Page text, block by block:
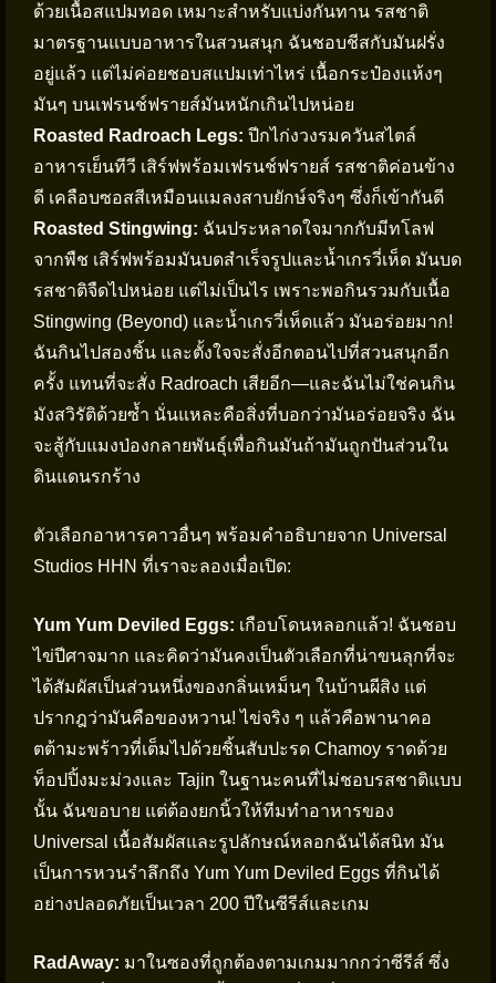
ด้วยเนื้อสแปมทอด เหมาะสำหรับแบ่งกันทาน รสชาติ
มาตรฐานแบบอาหารในสวนสนุก ฉันชอบชีสกับมันฝรั่ง
อยู่แล้ว แต่ไม่ค่อยชอบสแปมเท่าไหร่ เนื้อกระป๋องแห้งๆ
มันๆ บนเฟรนช์ฟรายส์มันหนักเกินไปหน่อย
Roasted Radroach Legs: ปีกไก่งวงรมควันสไตล์
อาหารเย็นทีวี เสิร์ฟพร้อมเฟรนช์ฟรายส์ รสชาติค่อนข้าง
ดี เคลือบซอสสีเหมือนแมลงสาบยักษ์จริงๆ ซึ่งก็เข้ากันดี
Roasted Stingwing: ฉันประหลาดใจมากกับมีทโลฟ
จากพืช เสิร์ฟพร้อมมันบดสำเร็จรูปและน้ำเกรวี่เห็ด มันบด
รสชาติจืดไปหน่อย แต่ไม่เป็นไร เพราะพอกินรวมกับเนื้อ
Stingwing (Beyond) และน้ำเกรวี่เห็ดแล้ว มันอร่อยมาก!
ฉันกินไปสองชิ้น และตั้งใจจะสั่งอีกตอนไปที่สวนสนุกอีก
ครั้ง แทนที่จะสั่ง Radroach เสียอีก—และฉันไม่ใช่คนกิน
มังสวิรัติด้วยซ้ำ นั่นแหละคือสิ่งที่บอกว่ามันอร่อยจริง ฉัน
จะสู้กับแมงป่องกลายพันธุ์เพื่อกินมันถ้ามันถูกปันส่วนใน
ดินแดนรกร้าง
ตัวเลือกอาหารคาวอื่นๆ พร้อมคำอธิบายจาก Universal
Studios HHN ที่เราจะลองเมื่อเปิด:
Yum Yum Deviled Eggs: เกือบโดนหลอกแล้ว! ฉันชอบ
ไข่ปีศาจมาก และคิดว่ามันคงเป็นตัวเลือกที่น่าขนลุกที่จะ
ได้สัมผัสเป็นส่วนหนึ่งของกลิ่นเหม็นๆ ในบ้านผีสิง แต่
ปรากฎว่ามันคือของหวาน! ไข่จริง ๆ แล้วคือพานาคอ
ตต้ามะพร้าวที่เต็มไปด้วยชิ้นสับปะรด Chamoy ราดด้วย
ท็อปปิ้งมะม่วงและ Tajin ในฐานะคนที่ไม่ชอบรสชาติแบบ
นั้น ฉันขอบาย แต่ต้องยกนิ้วให้ทีมทำอาหารของ
Universal เนื้อสัมผัสและรูปลักษณ์หลอกฉันได้สนิท มัน
เป็นการหวนรำลึกถึง Yum Yum Deviled Eggs ที่กินได้
อย่างปลอดภัยเป็นเวลา 200 ปีในซีรีส์และเกม
RadAway: มาในซองที่ถูกต้องตามเกมมากกว่าซีรีส์ ซึ่ง